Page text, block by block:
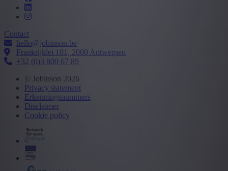
Contact
hello@jobinson.be
Frankrijklei 101, 2000 Antwerpen
+32 (0)3 800 67 89
© Jobinson 2026
Privacy statement
Erkenningsnummers
Disclaimer
Cookie policy